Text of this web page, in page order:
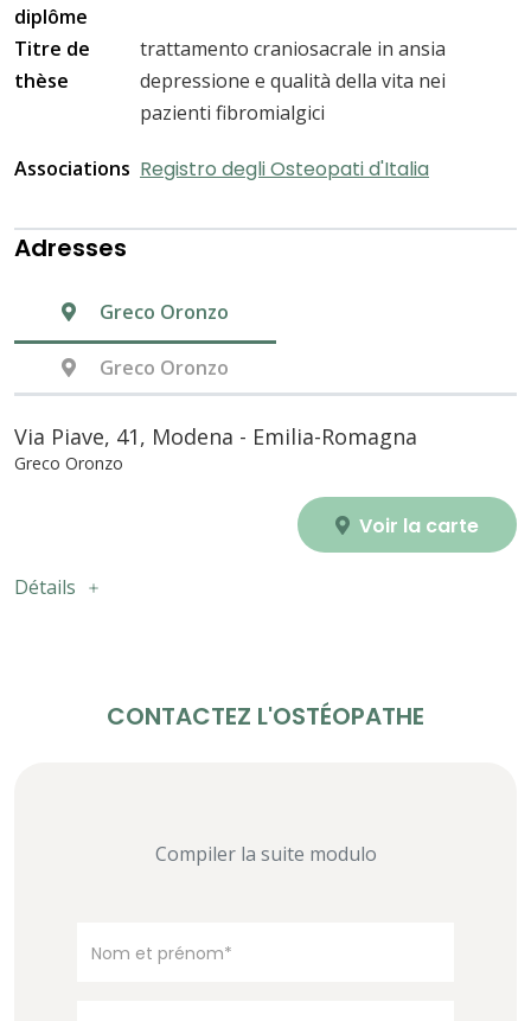
diplôme
Titre de
thèse
trattamento craniosacrale in ansia
depressione e qualità della vita nei
pazienti fibromialgici
Associations Registro degli Osteopati d'Italia
Adresses
Greco Oronzo
Greco Oronzo
Via Piave, 41, Modena - Emilia-Romagna
Greco Oronzo
Voir la carte
Détails
CONTACTEZ L'OSTÉOPATHE
Compiler la suite modulo